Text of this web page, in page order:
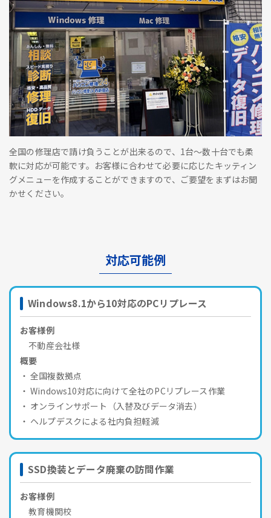
全国の修理店で請け負うことが出来るので、1台～数十台でも柔
軟に対応が可能です。お客様に合わせて必要に応じたキッティン
グメニューを作成することができますので、ご要望をまずはお聞
かせください。
対応可能例
Windows8.1から10対応のPCリプレース
お客様例
不動産会社様
概要
全国複数拠点
Windows10対応に向けて全社のPCリプレース作業
オンラインサポート（入替及びデータ消去）
ヘルプデスクによる社内負担軽減
SSD換装とデータ廃棄の訪問作業
お客様例
教育機関校